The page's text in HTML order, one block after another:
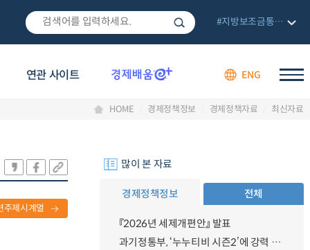
연관 사이트 ENG
#지방보조금통합관리망
HOME 경제정책정보 경제정책자료 최신자료
주제시계열
많이 본 자료
경제정책정보 전체
『2026년 세제개편안』 발표
과기정통부, ‘누누티비 시즌2’에 강력 대응 의지 밝혀